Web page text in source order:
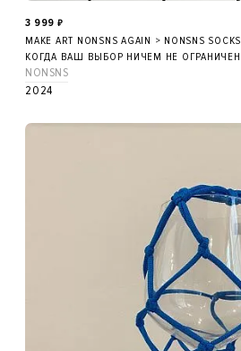
3 999 ₽
MAKE ART NONSNS AGAIN > NONSNS
КОГДА ВАШ ВЫБОР НИЧЕМ НЕ
NONSNS
2024